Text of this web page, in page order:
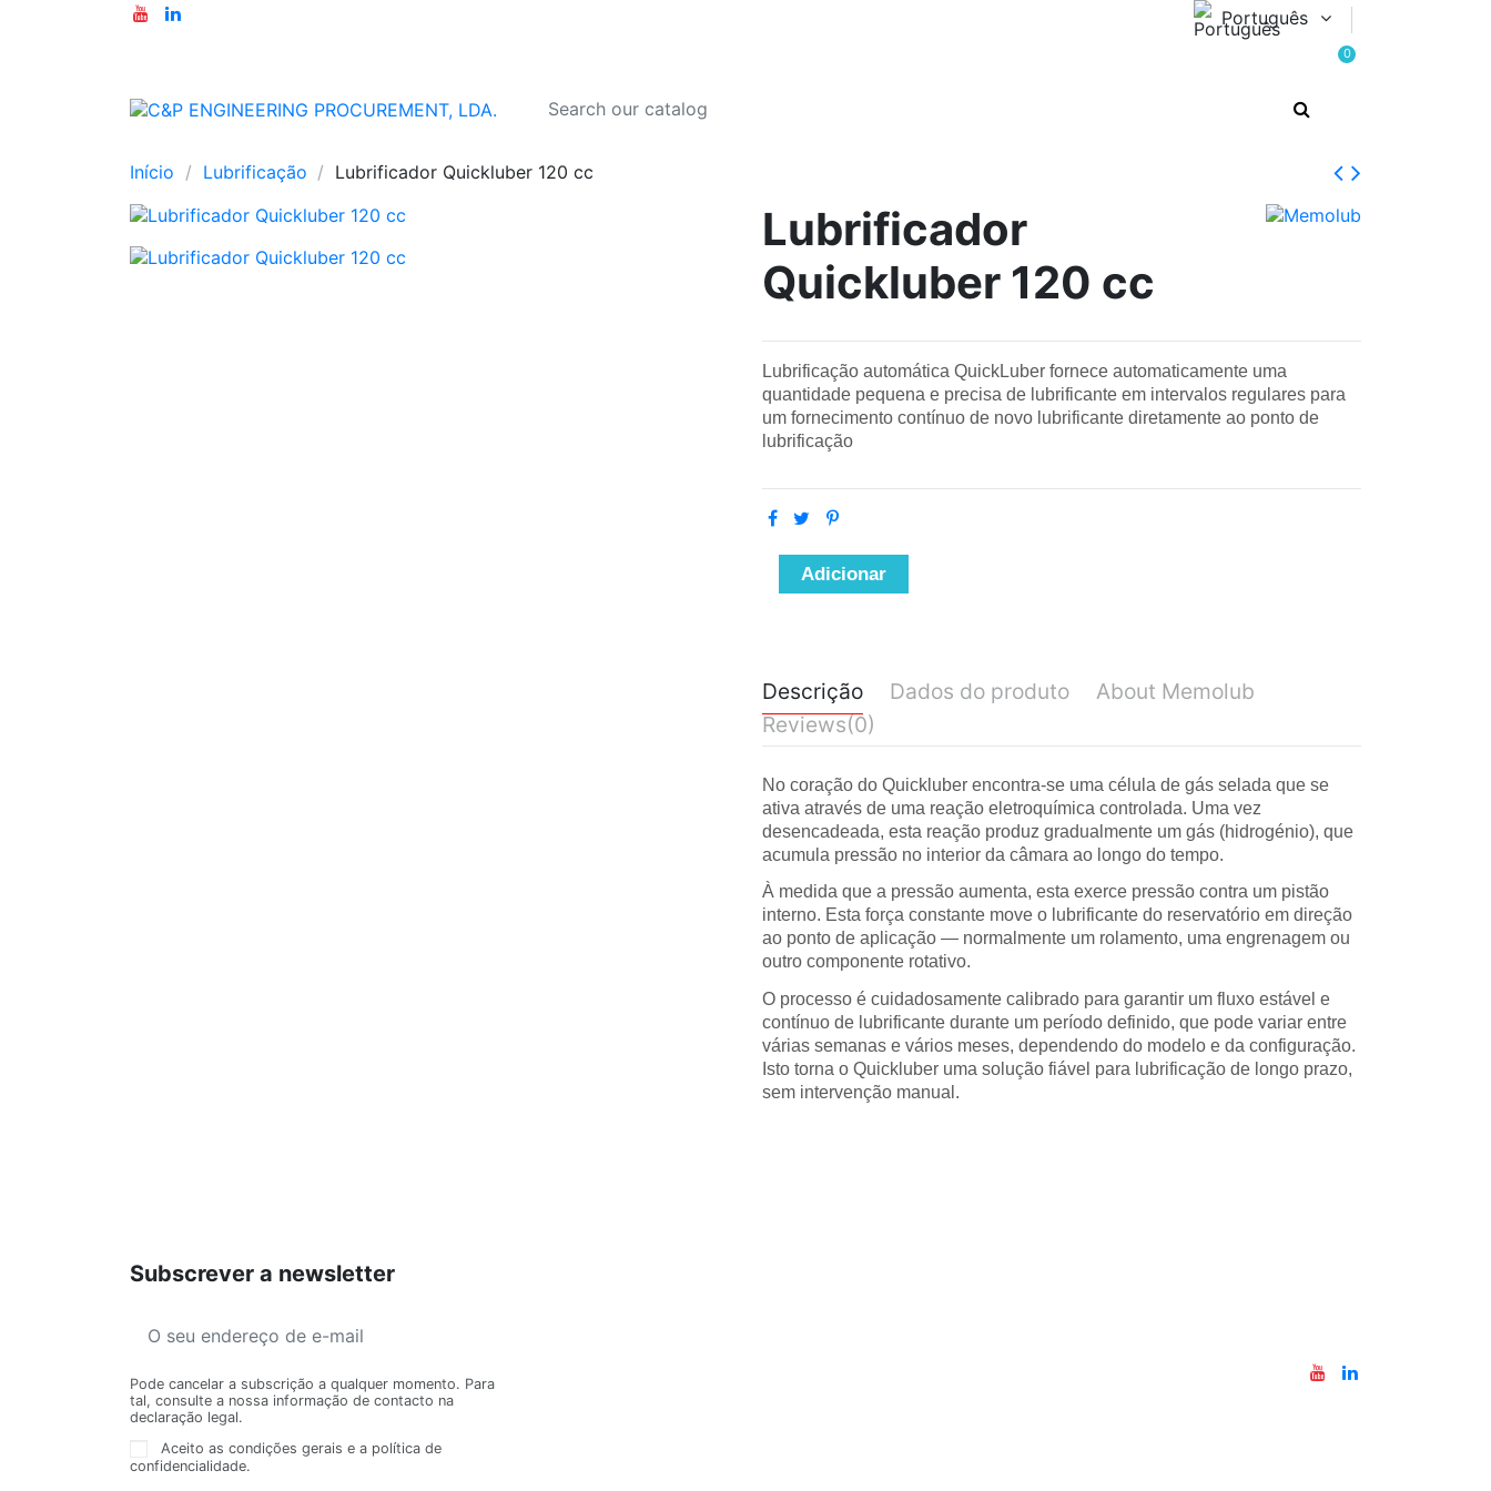
Português
0
Início Lubrificação Lubrificador Quickluber 120 cc
Lubrificador
Quickluber 120 cc
Lubrificação automática QuickLuber fornece automaticamente uma
quantidade pequena e precisa de lubrificante em intervalos regulares para
um fornecimento contínuo de novo lubrificante diretamente ao ponto de
lubrificação
Adicionar
Descrição Dados do produto
About Memolub
Reviews(0)
No coração do Quickluber encontra-se uma célula de gás selada que se
ativa através de uma reação eletroquímica controlada. Uma vez
desencadeada, esta reação produz gradualmente um gás (hidrogénio), que
acumula pressão no interior da câmara ao longo do tempo.
À medida que a pressão aumenta, esta exerce pressão contra um pistão
interno. Esta força constante move o lubrificante do reservatório em direção
ao ponto de aplicação — normalmente um rolamento, uma engrenagem ou
outro componente rotativo.
O processo é cuidadosamente calibrado para garantir um fluxo estável e
contínuo de lubrificante durante um período definido, que pode variar entre
várias semanas e vários meses, dependendo do modelo e da configuração.
Isto torna o Quickluber uma solução fiável para lubrificação de longo prazo,
sem intervenção manual.
Subscrever a newsletter
Pode cancelar a subscrição a qualquer momento. Para
tal, consulte a nossa informação de contacto na
declaração legal.
Aceito as condições gerais e a política de
confidencialidade.